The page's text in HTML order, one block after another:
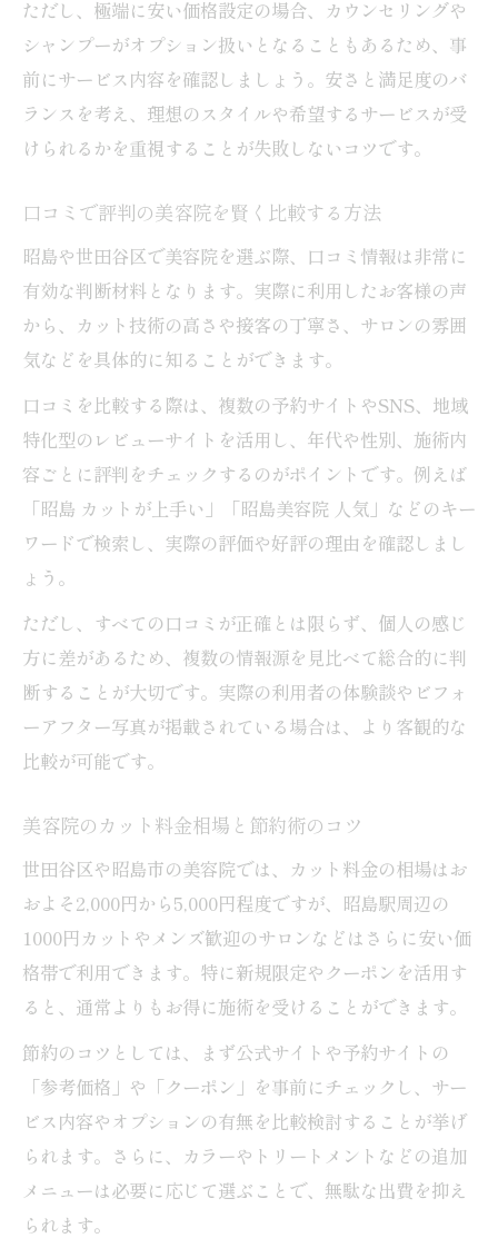
昭島で1000円カットを利用する際の注意点
美容院の予約不要サービスを使いこなすには
予約不要な美容院を活用するタイミングと
コツ
美容院の当日空席状況の確認方法とポイン
ト
昭島で予約なし美容院を賢く利用する方法
美容院で待ち時間を減らすコツと裏技
格安で満足度高い美容院の見抜き方と注意点
美容院の料金が安い理由と選ぶ際の注意点
格安美容院での満足度を上げる質問術
昭島の安い美容院で後悔しないための工夫
美容院の技術や対応を口コミでチェックす
る
おまかせオーダーで後悔しない美容院利用術
美容院でおまかせが成功する伝え方のコツ
カット前に美容師と希望を共有する大切さ
おまかせオーダー時の具体的な注意点
美容院で似合う髪型を引き出す相談術
昭島の美容院で失敗しないおまかせ活用法
ただし、極端に安い価格設定の場合、カウンセリングや
シャンプーがオプション扱いとなることもあるため、事
前にサービス内容を確認しましょう。安さと満足度のバ
ランスを考え、理想のスタイルや希望するサービスが受
けられるかを重視することが失敗しないコツです。
口コミで評判の美容院を賢く比較する方法
昭島や世田谷区で美容院を選ぶ際、口コミ情報は非常に
有効な判断材料となります。実際に利用したお客様の声
から、カット技術の高さや接客の丁寧さ、サロンの雰囲
気などを具体的に知ることができます。
口コミを比較する際は、複数の予約サイトやSNS、地域
特化型のレビューサイトを活用し、年代や性別、施術内
容ごとに評判をチェックするのがポイントです。例えば
「昭島 カットが上手い」「昭島美容院 人気」などのキー
ワードで検索し、実際の評価や好評の理由を確認しまし
ょう。
ただし、すべての口コミが正確とは限らず、個人の感じ
方に差があるため、複数の情報源を見比べて総合的に判
断することが大切です。実際の利用者の体験談やビフォ
ーアフター写真が掲載されている場合は、より客観的な
比較が可能です。
美容院のカット料金相場と節約術のコツ
世田谷区や昭島市の美容院では、カット料金の相場はお
およそ2,000円から5,000円程度ですが、昭島駅周辺の
1000円カットやメンズ歓迎のサロンなどはさらに安い価
格帯で利用できます。特に新規限定やクーポンを活用す
ると、通常よりもお得に施術を受けることができます。
節約のコツとしては、まず公式サイトや予約サイトの
「参考価格」や「クーポン」を事前にチェックし、サー
ビス内容やオプションの有無を比較検討することが挙げ
られます。さらに、カラーやトリートメントなどの追加
メニューは必要に応じて選ぶことで、無駄な出費を抑え
られます。